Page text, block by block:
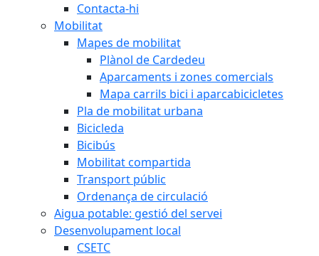
Contacta-hi
Mobilitat
Mapes de mobilitat
Plànol de Cardedeu
Aparcaments i zones comercials
Mapa carrils bici i aparcabicicletes
Pla de mobilitat urbana
Bicicleda
Bicibús
Mobilitat compartida
Transport públic
Ordenança de circulació
Aigua potable: gestió del servei
Desenvolupament local
CSETC